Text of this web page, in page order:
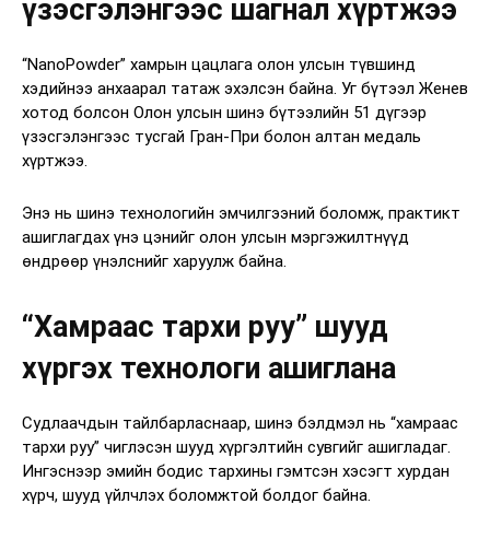
үзэсгэлэнгээс шагнал хүртжээ
“NanoPowder” хамрын цацлага олон улсын түвшинд
хэдийнээ анхаарал татаж эхэлсэн байна. Уг бүтээл Женев
хотод болсон Олон улсын шинэ бүтээлийн 51 дүгээр
үзэсгэлэнгээс тусгай Гран-При болон алтан медаль
хүртжээ.
Энэ нь шинэ технологийн эмчилгээний боломж, практикт
ашиглагдах үнэ цэнийг олон улсын мэргэжилтнүүд
өндрөөр үнэлснийг харуулж байна.
“Хамраас тархи руу” шууд
хүргэх технологи ашиглана
Судлаачдын тайлбарласнаар, шинэ бэлдмэл нь “хамраас
тархи руу” чиглэсэн шууд хүргэлтийн сувгийг ашигладаг.
Ингэснээр эмийн бодис тархины гэмтсэн хэсэгт хурдан
хүрч, шууд үйлчлэх боломжтой болдог байна.